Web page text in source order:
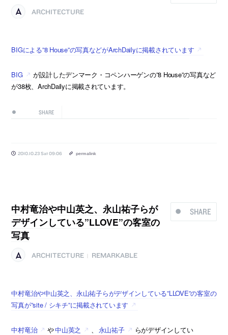
ARCHITECTURE
BIGによる”8 House”の写真などがArchDailyに掲載されています
BIG
が設計したデンマーク・コペンハーゲンの”8 House”の写真など
が38枚、ArchDailyに掲載されています。
SHARE
2010.10.23 Sat 09:06 permalink
SHARE
中村竜治や中山英之、永山祐子らが
デザインしている”LLOVE”の客室の
写真
ARCHITECTURE REMARKABLE
中村竜治や中山英之、永山祐子らがデザインしている”LLOVE”の客室の
写真が”site / シキチ”に掲載されています
中村竜治 や中山英之 、 永山祐子
らがデザインしてい